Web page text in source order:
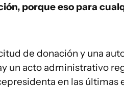
porque eso para
de donación y una
un acto administrativo
en las últimas